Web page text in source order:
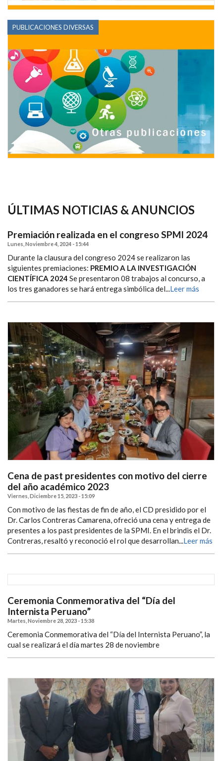
PUBLICACIONES DIVERSAS
ÚLTIMAS NOTICIAS & ANUNCIOS
Premiación realizada en el congreso SPMI 2024
Lunes, Noviembre 4, 2024 - 15:44
Durante la clausura del congreso 2024 se realizaron las
siguientes premiaciones: PREMIO A LA INVESTIGACIÓN
CIENTÍFICA 2024 Se presentaron 08 trabajos al concurso, a
los tres ganadores se hará entrega simbólica del...Leer más
Cena de past presidentes con motivo del cierre
del año académico 2023
Viernes, Diciembre 15, 2023 - 15:09
Con motivo de las fiestas de fin de año, el CD presidido por el
Dr. Carlos Contreras Camarena, ofreció una cena y entrega de
presentes a los past presidentes de la SPMI. En el brindis el Dr.
Contreras, resaltó y reconoció el rol que desarrollan...Leer más
Ceremonia Conmemorativa del “Día del
Internista Peruano”
Martes, Noviembre 28, 2023 - 15:38
Ceremonia Conmemorativa del “Día del Internista Peruano”, la
cual se realizará el día martes 28 de noviembre